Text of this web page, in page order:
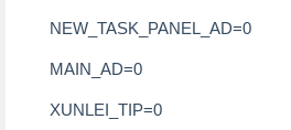
NEW_TASK_PANEL_AD=0
MAIN_AD=0
XUNLEI_TIP=0